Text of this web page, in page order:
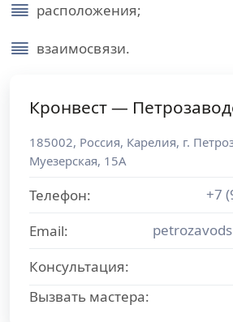
расположения;
взаимосвязи.
Кронвест —
185002, Россия, Карелия, г.
Муезерская, 15А
Телефон:
+7
Email:
Консультация:
Вызвать мастера: